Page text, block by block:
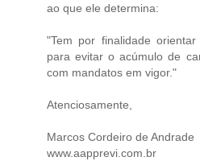
ao que ele determina:
"Tem por finalidade
para evitar o acúmulo de
com mandatos em vigor."
Atenciosamente,
Marcos Cordeiro de Andrade
www.aapprevi.com.br